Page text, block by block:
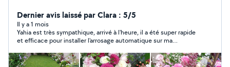
Dernier avis laissé par Clara : 5/5
Il y a 1 mois
Yahia est très sympathique, arrivé à l'heure, il a été super rapide
et efficace pour installer l'arrosage automatique sur ma
plantes ! Je recommande !